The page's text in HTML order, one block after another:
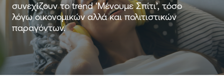
συνεχίζουν το trend ‘Μένουμε Σπίτι’, τόσο
λόγω οικονομικών αλλά και πολιτιστικών
παραγόντων.